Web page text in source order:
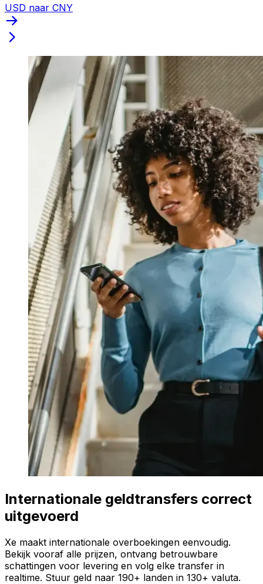
USD naar CNY
Internationale geldtransfers correct
uitgevoerd
Xe maakt internationale overboekingen eenvoudig.
Bekijk vooraf alle prijzen, ontvang betrouwbare
schattingen voor levering en volg elke transfer in
realtime. Stuur geld naar 190+ landen in 130+ valuta.